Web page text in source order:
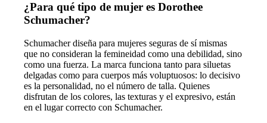
¿Para qué tipo de mujer es Dorothee
Schumacher?
Schumacher diseña para mujeres seguras de sí mismas
que no consideran la femineidad como una debilidad, sino
como una fuerza. La marca funciona tanto para siluetas
delgadas como para cuerpos más voluptuosos: lo decisivo
es la personalidad, no el número de talla. Quienes
disfrutan de los colores, las texturas y el expresivo, están
en el lugar correcto con Schumacher.